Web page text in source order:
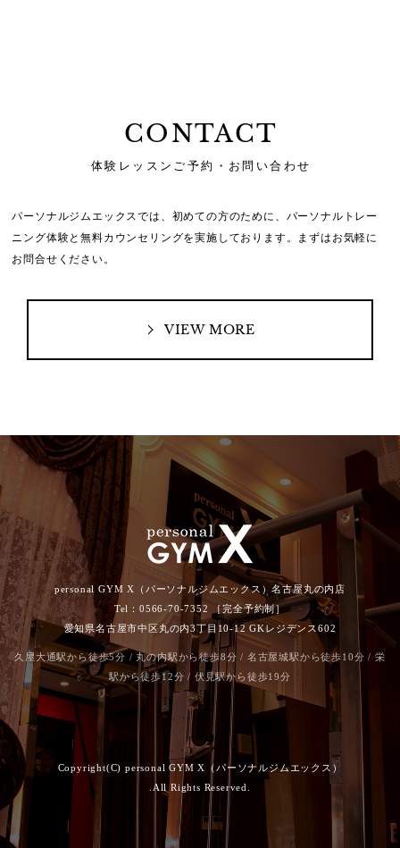
CONTACT
体験レッスンご予約・お問い合わせ
パーソナルジムエックスでは、初めての方のために、 パーソナルトレー
ニング体験と無料カウンセリングを実施しております。
まずはお気軽に
お問合せください。
VIEW MORE
personal GYM X（パーソナルジムエックス）名古屋丸の内店
Tel：0566-70-7352 ［完全予約制］
愛知県名古屋市中区丸の内3丁目10-12 GKレジデンス602
久屋大通駅から徒歩5分 / 丸の内駅から徒歩8分 / 名古屋城駅から徒歩10分 / 栄
駅から徒歩12分 / 伏見駅から徒歩19分
Copyright(C) personal GYM X（パーソナルジムエックス）
.All Rights Reserved.